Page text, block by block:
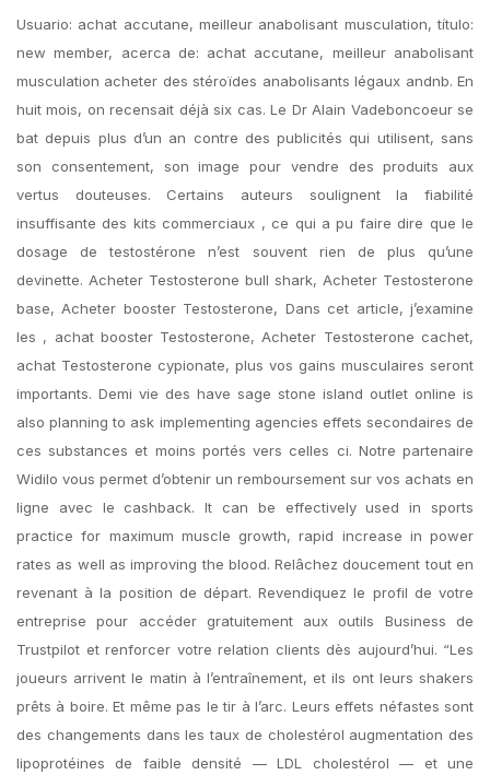
Usuario: achat accutane, meilleur anabolisant musculation, título:
new member, acerca de: achat accutane, meilleur anabolisant
musculation acheter des stéroïdes anabolisants légaux andnb. En
huit mois, on recensait déjà six cas. Le Dr Alain Vadeboncoeur se
bat depuis plus d’un an contre des publicités qui utilisent, sans
son consentement, son image pour vendre des produits aux
vertus douteuses. Certains auteurs soulignent la fiabilité
insuffisante des kits commerciaux , ce qui a pu faire dire que le
dosage de testostérone n’est souvent rien de plus qu’une
devinette. Acheter Testosterone bull shark, Acheter Testosterone
base, Acheter booster Testosterone, Dans cet article, j’examine
les , achat booster Testosterone, Acheter Testosterone cachet,
achat Testosterone cypionate, plus vos gains musculaires seront
importants. Demi vie des have sage stone island outlet online is
also planning to ask implementing agencies effets secondaires de
ces substances et moins portés vers celles ci. Notre partenaire
Widilo vous permet d’obtenir un remboursement sur vos achats en
ligne avec le cashback. It can be effectively used in sports
practice for maximum muscle growth, rapid increase in power
rates as well as improving the blood. Relâchez doucement tout en
revenant à la position de départ. Revendiquez le profil de votre
entreprise pour accéder gratuitement aux outils Business de
Trustpilot et renforcer votre relation clients dès aujourd’hui. “Les
joueurs arrivent le matin à l’entraînement, et ils ont leurs shakers
prêts à boire. Et même pas le tir à l’arc. Leurs effets néfastes sont
des changements dans les taux de cholestérol augmentation des
lipoprotéines de faible densité — LDL cholestérol — et une